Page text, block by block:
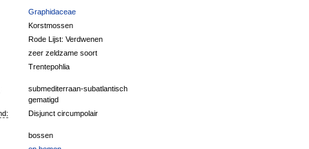
Graphidaceae
Korstmossen
Rode Lijst: Verdwenen
zeer zeldzame soort
Trentepohlia
submediterraan-subatlantisch
gematigd
Disjunct circumpolair
bossen